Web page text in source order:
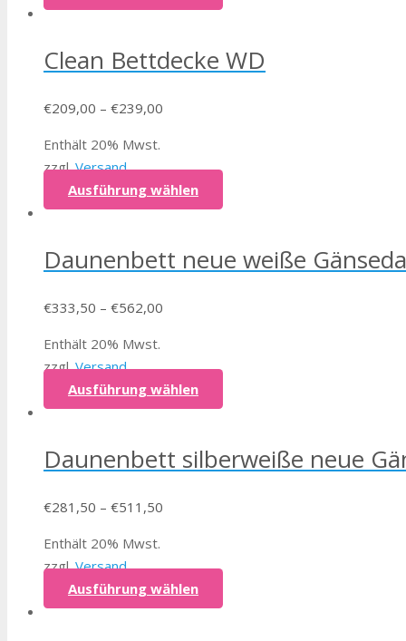
Clean Bettdecke WD
€209,00 – €239,00
Enthält 20% Mwst.
zzgl.Versand
Ausführung wählen
Daunenbett neue weiße
€333,50 – €562,00
Enthält 20% Mwst.
zzgl.Versand
Ausführung wählen
Daunenbett silberweiße neue
€281,50 – €511,50
Enthält 20% Mwst.
zzgl.Versand
Ausführung wählen